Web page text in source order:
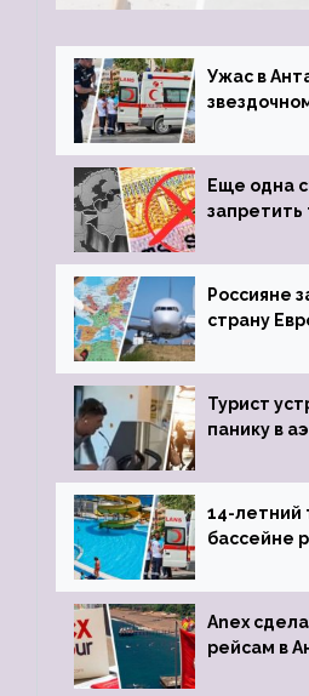
обзавестись молодыми
Ужас в
пистолета
Еще одна
запретить
Россияне
страну
виз
Турист
панику в
задержке
14-летний
бассейне
Anex
рейсам в